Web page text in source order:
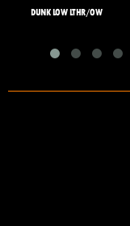
DUNK LOW LTHR/OW